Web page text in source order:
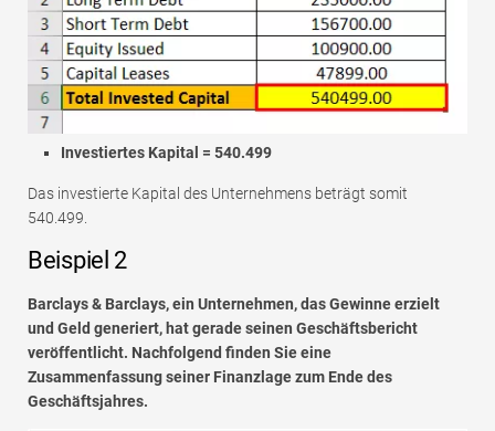
Investiertes Kapital = 540.499
Das investierte Kapital des Unternehmens beträgt somit
540.499.
Beispiel 2
Barclays & Barclays, ein Unternehmen, das Gewinne erzielt
und Geld generiert, hat gerade seinen Geschäftsbericht
veröffentlicht. Nachfolgend finden Sie eine
Zusammenfassung seiner Finanzlage zum Ende des
Geschäftsjahres.